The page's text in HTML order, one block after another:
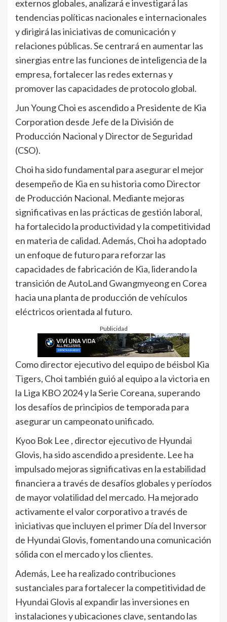
externos globales, analizará e investigará las
tendencias políticas nacionales e internacionales
y dirigirá las iniciativas de comunicación y
relaciones públicas. Se centrará en aumentar las
sinergias entre las funciones de inteligencia de la
empresa, fortalecer las redes externas y
promover las capacidades de protocolo global.
Jun Young Choi es ascendido a Presidente de Kia
Corporation desde Jefe de la División de
Producción Nacional y Director de Seguridad
(CSO).
Choi ha sido fundamental para asegurar el mejor
desempeño de Kia en su historia como Director
de Producción Nacional. Mediante mejoras
significativas en las prácticas de gestión laboral,
ha fortalecido la productividad y la competitividad
en materia de calidad. Además, Choi ha adoptado
un enfoque de futuro para reforzar las
capacidades de fabricación de Kia, liderando la
transición de AutoLand Gwangmyeong en Corea
hacia una planta de producción de vehículos
eléctricos orientada al futuro.
Publicidad
Como director ejecutivo del equipo de béisbol Kia
Tigers, Choi también guió al equipo a la victoria en
la Liga KBO 2024 y la Serie Coreana, superando
los desafíos de principios de temporada para
asegurar un campeonato unificado.
Kyoo Bok Lee , director ejecutivo de Hyundai
Glovis, ha sido ascendido a presidente. Lee ha
impulsado mejoras significativas en la estabilidad
financiera a través de desafíos globales y períodos
de mayor volatilidad del mercado. Ha mejorado
activamente el valor corporativo a través de
iniciativas que incluyen el primer Día del Inversor
de Hyundai Glovis, fomentando una comunicación
sólida con el mercado y los clientes.
Además, Lee ha realizado contribuciones
sustanciales para fortalecer la competitividad de
Hyundai Glovis al expandir las inversiones en
instalaciones y ubicaciones clave, sentando las